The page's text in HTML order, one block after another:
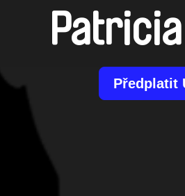
Předplatit